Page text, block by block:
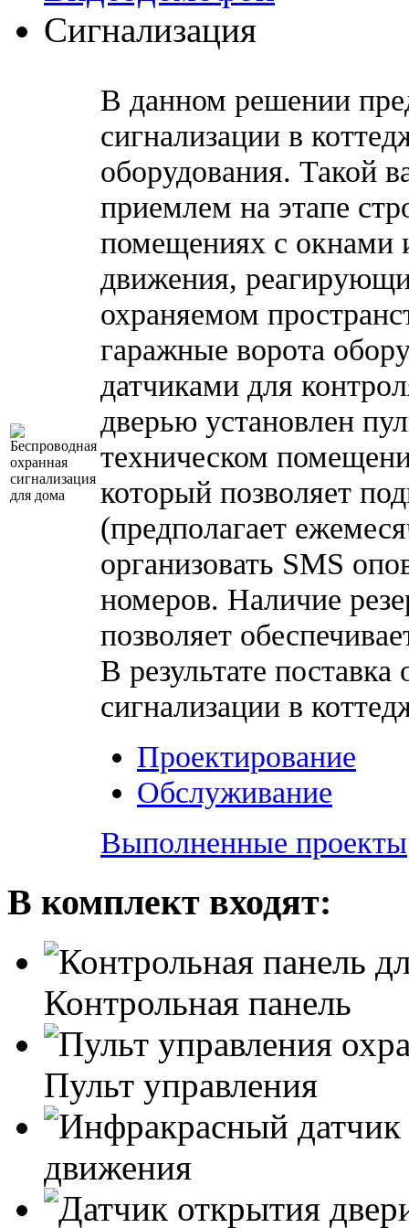
Сигнализация
В данном решении
сигнализации в
оборудования. Такой
приемлем на этапе
помещениях с окнами
движения,
охраняемом
гаражные ворота
датчиками для
дверью установлен
техническом
который позволяет
(предполагает
организовать SMS
номеров. Наличие
позволяет
В результате
сигнализации в
Проектирование
Обслуживание
Выполненные проекты
В комплект входят:
Контрольная панель
Пульт управления
движения